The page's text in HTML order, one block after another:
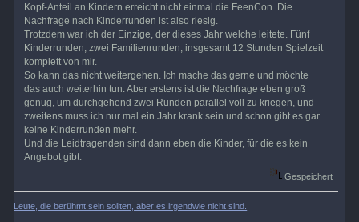
Kopf-Anteil an Kindern erreicht nicht einmal die FeenCon. Die
Nachfrage nach Kinderrunden ist also riesig.
Trotzdem war ich der Einzige, der dieses Jahr welche leitete. Fünf
Kinderrunden, zwei Familienrunden, insgesamt 12 Stunden Spielzeit
komplett von mir.
So kann das nicht weitergehen. Ich mache das gerne und möchte
das auch weiterhin tun. Aber erstens ist die Nachfrage eben groß
genug, um durchgehend zwei Runden parallel voll zu kriegen, und
zweitens muss ich nur mal ein Jahr krank sein und schon gibt es gar
keine Kinderrunden mehr.
Und die Leidtragenden sind dann eben die Kinder, für die es kein
Angebot gibt.
Gespeichert
Leute, die berühmt sein sollten, aber es irgendwie nicht sind.